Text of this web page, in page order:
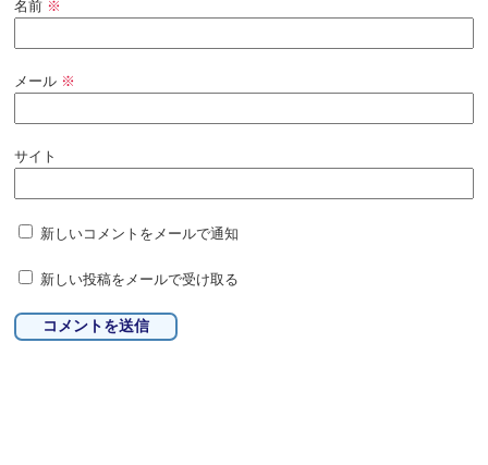
名前 ※
メール ※
サイト
新しいコメントをメールで通知
新しい投稿をメールで受け取る